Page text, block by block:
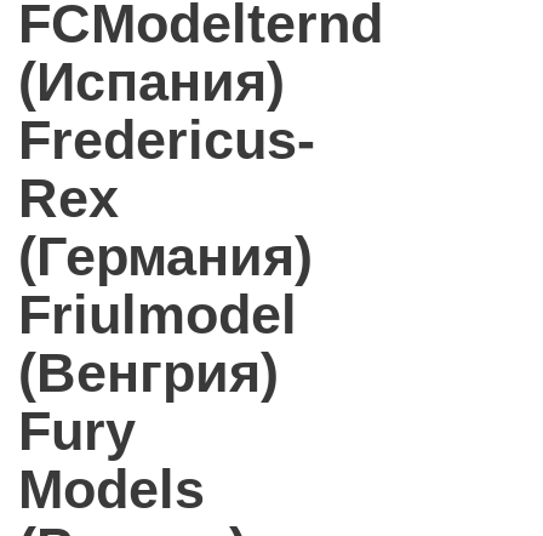
FCModelternd
(Испания)
Fredericus-
Rex
(Германия)
Friulmodel
(Венгрия)
Fury
Models